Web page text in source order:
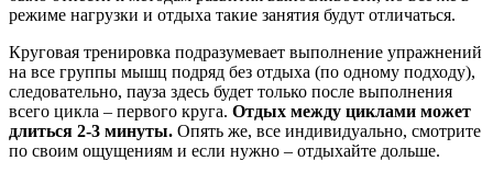
режиме нагрузки и отдыха такие занятия будут отличаться.
Круговая тренировка подразумевает выполнение упражнений
на все группы мышц подряд без отдыха (по одному подходу),
следовательно, пауза здесь будет только после выполнения
всего цикла – первого круга. Отдых между циклами может
длиться 2-3 минуты. Опять же, все индивидуально, смотрите
по своим ощущениям и если нужно – отдыхайте дольше.